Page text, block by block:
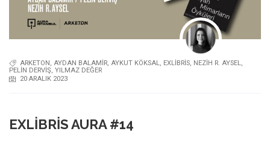
ARKETON, AYDAN BALAMIR, AYKUT KÖKSAL, EXLIBRIS, NEZIH R. AYSEL,
PELIN DERVIŞ YILMAZ DEĞER
20 ARALIK 2023
EXLIBRIS AURA #14